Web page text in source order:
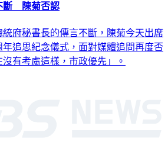
斷 陳菊否認
府秘書長的傳言不斷，陳菊今天出席
年追思紀念儀式，面對媒體追問再度否
有考慮這樣，市政優先」。